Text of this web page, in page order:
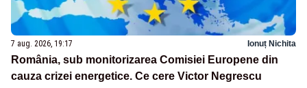
7 aug. 2026, 19:17 Ionuț Nichita
România, sub monitorizarea Comisiei Europene din
cauza crizei energetice. Ce cere Victor Negrescu